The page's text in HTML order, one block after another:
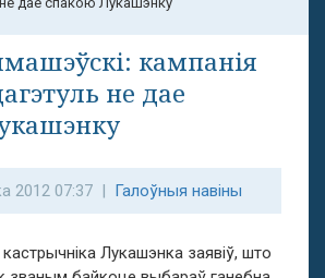
кампанія
не дае
2012 07:37 | Галоўныя навіны
Лукашэнка заявіў, што